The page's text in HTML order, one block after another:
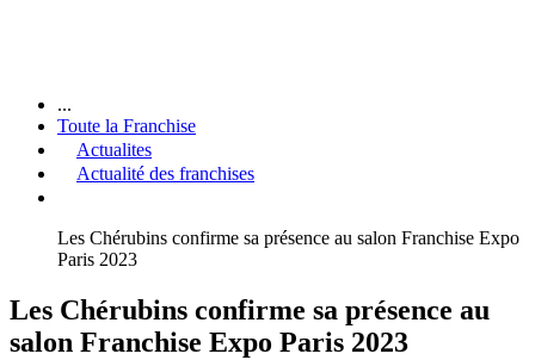
...
Toute la Franchise
Actualites
Actualité des franchises
Les Chérubins confirme sa présence au salon Franchise Expo
Paris 2023
Les Chérubins confirme sa présence au
salon Franchise Expo Paris 2023